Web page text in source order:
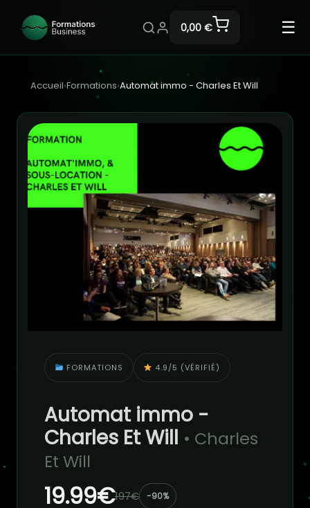
0,00 € ☰
Accueil›Formations›Automat immo - Charles Et Will
FORMATIONS 4.9/5 (VÉRIFIÉ)
Automat immo -
Charles Et Will • Charles
Et Will
19.99€197€ -90%